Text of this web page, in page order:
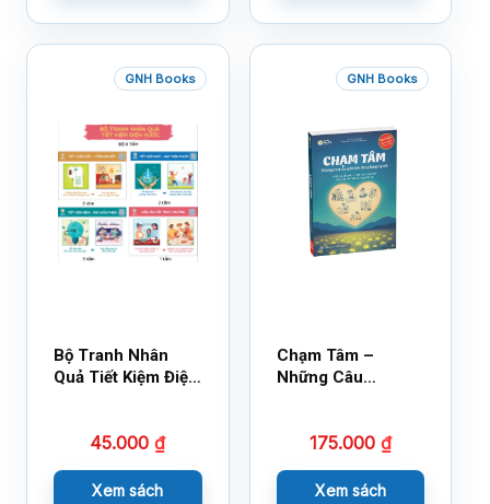
GNH Books
Bộ Tranh Nhân
Quả Tiết Kiệm Điện
45.000₫
Xem sách
GNH Books
Chạm Tâm –
Những Câu
175.000 ₫
Xem sách